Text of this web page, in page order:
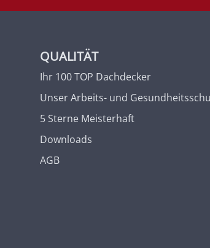
QUALITÄT
Ihr 100 TOP Dachdecker
Unser Arbeits- und
5 Sterne Meisterhaft
Downloads
AGB